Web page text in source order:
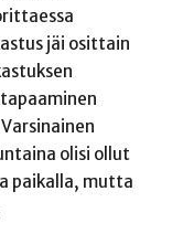
jäi osittain
olisi ollut
paikalla, mutta